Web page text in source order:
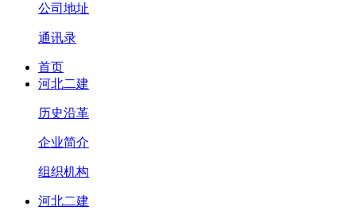
公司地址
通讯录
首页
河北二建
历史沿革
企业简介
组织机构
河北二建